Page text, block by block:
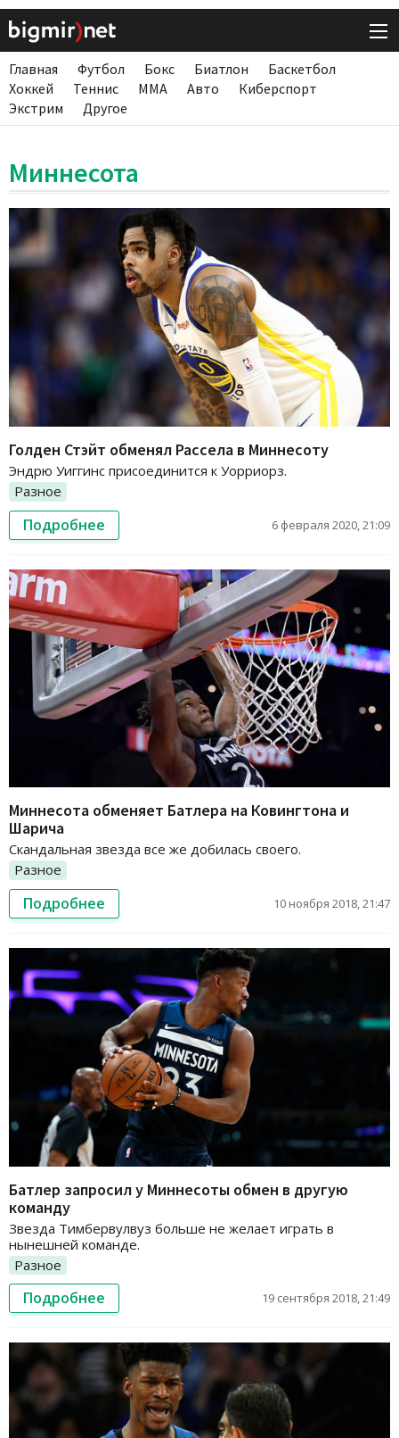
Главная Футбол Бокс Биатлон
Баскетбол
Хоккей
Теннис ММА Авто
Киберспорт
Экстрим
Другое
Миннесота
Голден Стэйт обменял Рассела в Миннесоту
Эндрю Уиггинс присоединится к Уорриорз.
Разное
Подробнее 6 февраля 2020, 21:09
Миннесота обменяет Батлера на Ковингтона и
Шарича
Скандальная звезда все же добилась своего.
Разное
Подробнее 10 ноября 2018, 21:47
Батлер запросил у Миннесоты обмен в другую
команду
Звезда Тимбервулвуз больше не желает играть в
нынешней команде.
Разное
Подробнее 19 сентября 2018, 21:49